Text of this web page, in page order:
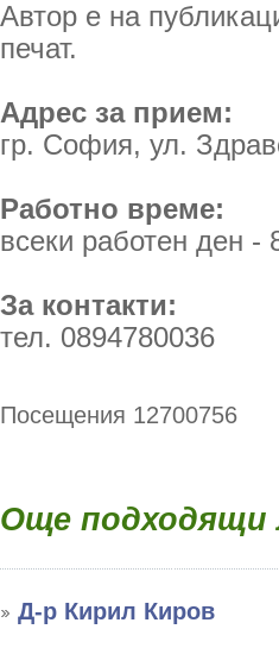
Автор е на
печат.
Адрес за прием:
гр. София, ул.
Работно време:
всеки работен ден -
За контакти:
тел. 0894780036
Посещения 12700756
Още подходящи
Д-р Кирил Киров